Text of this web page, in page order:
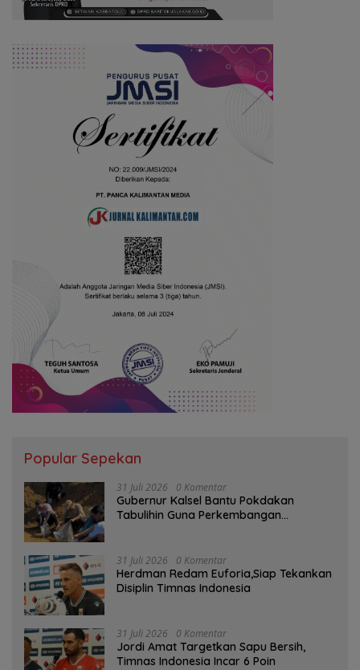
Popular Sepekan
31 Juli 2026 0 Komentar
Gubernur Kalsel Bantu Pokdakan
Tabulihin Guna Perkembangan
31 Juli 2026 0 Komentar
Herdman Redam Euforia,Siap Tekankan
Disiplin Timnas Indonesia
31 Juli 2026 0 Komentar
Jordi Amat Targetkan Sapu Bersih,
Timnas Indonesia Incar 6 Poin